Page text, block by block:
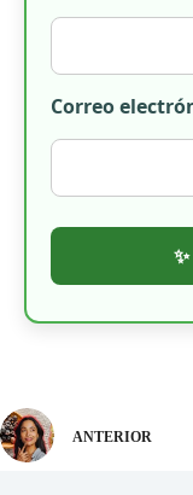
Correo
ANTERIOR